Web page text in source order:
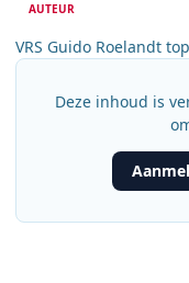
AUTEUR
VRS Guido Roelandt
Deze inhoud is